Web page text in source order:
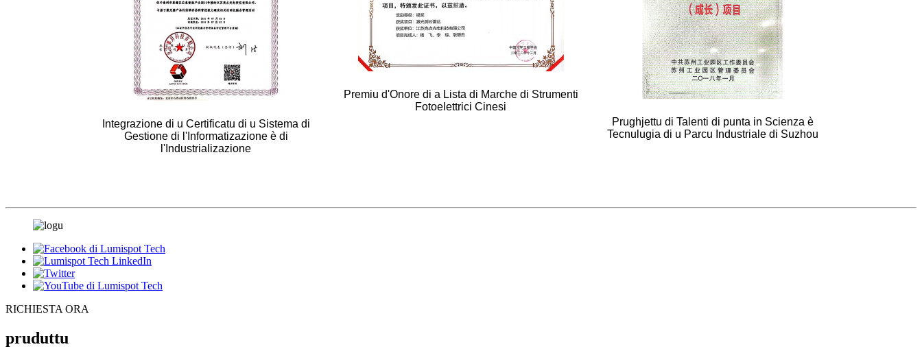
Integrazione di u Certificatu di u Sistema di
Gestione di l'Informatizazione è di
l'Industrializazione
Premiu d'Onore di a Lista di Marche di Strumenti
Fotoelettrici Cinesi
Prughjettu di Talenti di punta in Scienza è
Tecnulugia di u Parcu Industriale di Suzhou
RICHIESTA ORA
pruduttu